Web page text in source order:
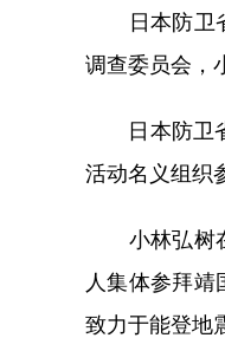
日本防卫省
调查委员会，
日本防卫省
活动名义组织
小林弘树在
人集体参拜
致力于能登地